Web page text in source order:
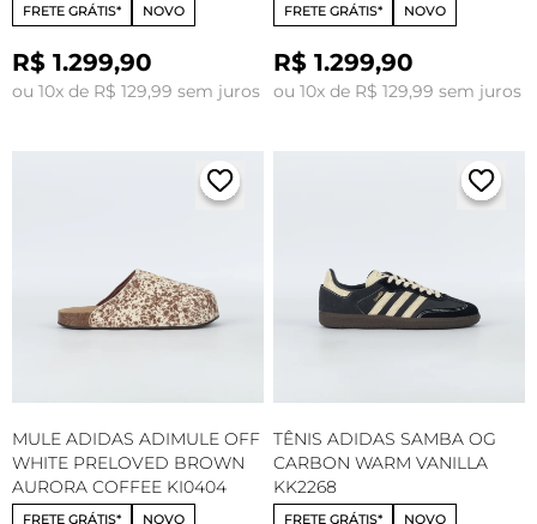
FRETE GRÁTIS* NOVO
R$ 1.299,90
ou 10x de R$ 129,99 sem juros
FRETE GRÁTIS* NOVO
R$ 1.299,90
ou 10x de R$ 129,99 sem juros
MULE ADIDAS ADIMULE OFF
WHITE PRELOVED BROWN
AURORA COFFEE KI0404
FRETE GRÁTIS* NOVO
TÊNIS ADIDAS SAMBA OG
CARBON WARM VANILLA
KK2268
FRETE GRÁTIS* NOVO